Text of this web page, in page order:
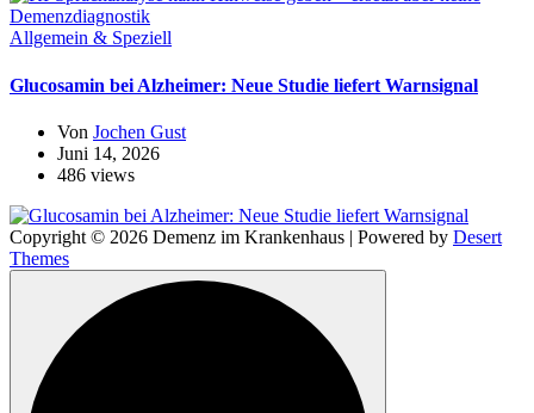
Allgemein & Speziell
Glucosamin bei Alzheimer: Neue Studie liefert Warnsignal
Von Jochen Gust
Juni 14, 2026
486 views
Copyright © 2026 Demenz im Krankenhaus | Powered by Desert
Themes